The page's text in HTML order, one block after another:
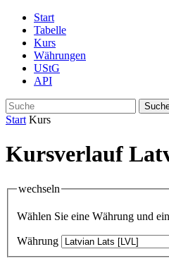
Start
Tabelle
Kurs
Währungen
UStG
API
Start Kurs
Kursverlauf
wechseln
Wählen Sie eine Währung und
Währung